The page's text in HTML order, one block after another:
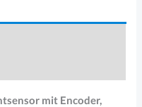
mit Encoder,